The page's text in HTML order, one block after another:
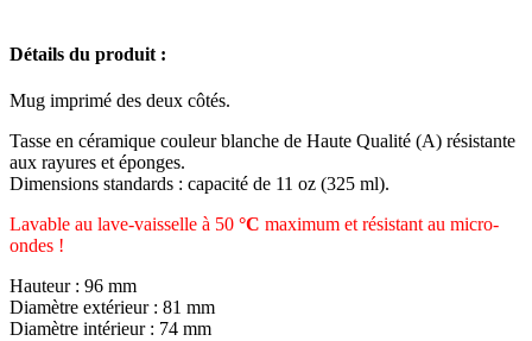
Détails du produit :
Mug imprimé des deux côtés.
Tasse en céramique couleur blanche de Haute Qualité (A) résistante
aux rayures et éponges.
Dimensions standards : capacité de 11 oz (325 ml).
Lavable au lave-vaisselle à 50 °C maximum et résistant au micro-
ondes !
Hauteur : 96 mm
Diamètre extérieur : 81 mm
Diamètre intérieur : 74 mm